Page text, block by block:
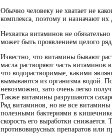
Обычно человеку не хватает не
комплекса, поэтому и назначают их
Нехватка витаминов не
может быть проявлением целого
Известно, что витамины бывают
масла растворяют часть
что водорастворимые, какими
вымываются из организма водой.
невозможно, зато очень легко
Также витамины разрушаются
Ряд витаминов, но не все
полезными бактериями в
скорость его выработки
противовирусных препаратов или